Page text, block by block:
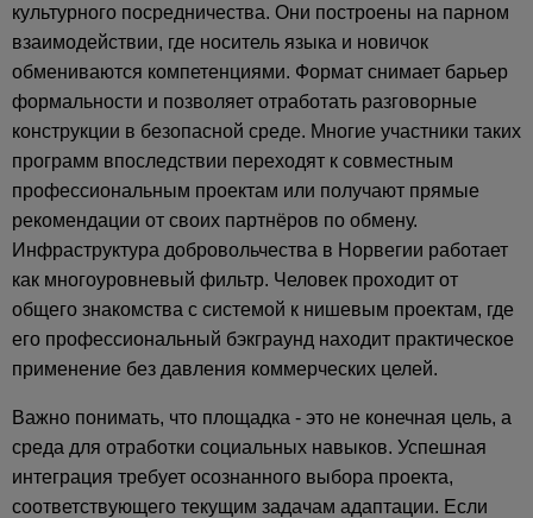
культурного посредничества. Они построены на парном
взаимодействии, где носитель языка и новичок
обмениваются компетенциями. Формат снимает барьер
формальности и позволяет отработать разговорные
конструкции в безопасной среде. Многие участники таких
программ впоследствии переходят к совместным
профессиональным проектам или получают прямые
рекомендации от своих партнёров по обмену.
Инфраструктура добровольчества в Норвегии работает
как многоуровневый фильтр. Человек проходит от
общего знакомства с системой к нишевым проектам, где
его профессиональный бэкграунд находит практическое
применение без давления коммерческих целей.
Важно понимать, что площадка - это не конечная цель, а
среда для отработки социальных навыков. Успешная
интеграция требует осознанного выбора проекта,
соответствующего текущим задачам адаптации. Если